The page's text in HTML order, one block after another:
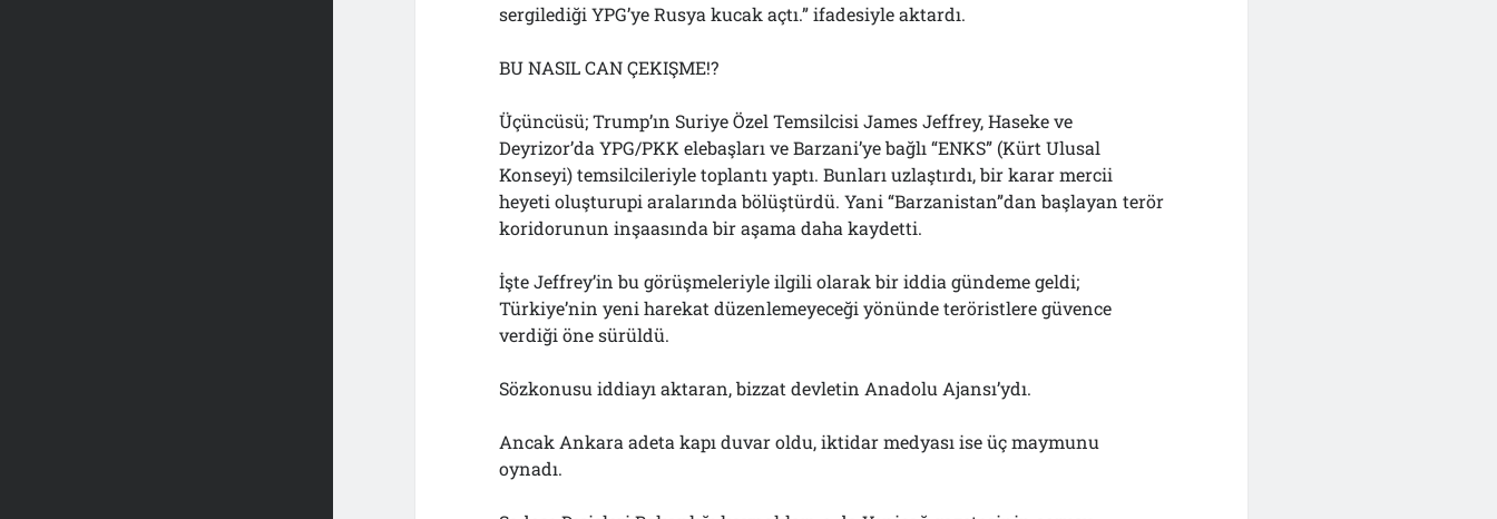
sergilediği YPG’ye Rusya kucak açtı.” ifadesiyle aktardı.
BU NASIL CAN ÇEKIŞME!?
Üçüncüsü; Trump’ın Suriye Özel Temsilcisi James Jeffrey, Haseke ve
Deyrizor’da YPG/PKK elebaşları ve Barzani’ye bağlı “ENKS” (Kürt Ulusal
Konseyi) temsilcileriyle toplantı yaptı. Bunları uzlaştırdı, bir karar mercii
heyeti oluşturupi aralarında bölüştürdü. Yani “Barzanistan”dan başlayan terör
koridorunun inşaasında bir aşama daha kaydetti.
İşte Jeffrey’in bu görüşmeleriyle ilgili olarak bir iddia gündeme geldi;
Türkiye’nin yeni harekat düzenlemeyeceği yönünde teröristlere güvence
verdiği öne sürüldü.
Sözkonusu iddiayı aktaran, bizzat devletin Anadolu Ajansı’ydı.
Ancak Ankara adeta kapı duvar oldu, iktidar medyası ise üç maymunu
oynadı.